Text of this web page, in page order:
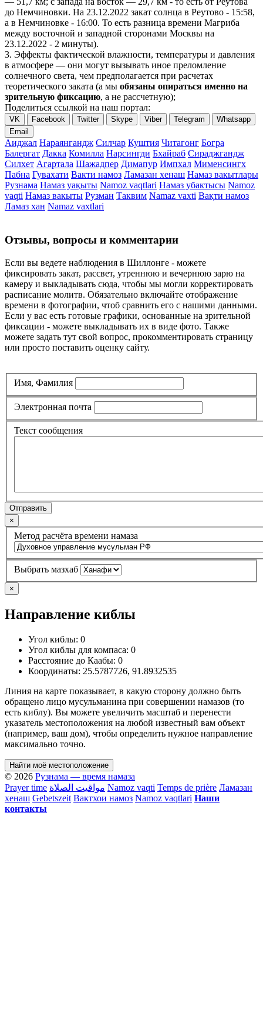
до Немчиновки. На 23.12.2022 закат солнца в Реутово - 15:58,
а в Немчиновке - 16:00. То есть разница времени Магриба
между восточной и западной сторонами Москвы на
23.12.2022 - 2 минуты).
3. Эффекты фактической влажности, температуры и давления
в атмосфере — они могут вызывать иное преломление
солнечного света, чем предполагается при расчетах
теоретического заката (а мы обязаны опираться именно на
зрительную фиксацию, а не рассчетную);
Поделиться ссылкой на наш портал:
VK Facebook Twitter Skype Viber Telegram
Whatsapp
Email
Аиджал Нараянгандж Силчар Куштия Читагонг Богра
Балергат Дакка Комилла Нарсингди Бхайраб Сираджгандж
Силхет Агартала Шажадпер Димапур Импхал Мименсингх
Пабна Гувахати Вакти намоз Ламазан хенаш Намаз вакытлары
Рузнама Намаз уақыты Namoz vaqtlari Намаз убактысы Namoz
vaqti Намаз вакыты Рузман Таквим Namaz vaxti Вақти намоз
Ламаз хан Namaz vaxtlari
Отзывы, вопросы и комментарии
Если вы ведете наблюдения в Шиллонге - можете
фиксировать закат, рассвет, утреннюю и вечернюю зарю на
камеру и выкладывать сюда, чтобы мы могли корректировать
расписание молитв. Обязательно включайте отображение
времени в фотографии, чтоб сравнить его с нашими данными.
Если у вас есть готовые графики, основанные на зрительной
фиксации - можете выкладывать их в виде фото. Также
можете задать тут свой вопрос, прокомментировать страницу
или просто поставить оценку сайту.
Имя, Фамилия
Электронная почта
Текст сообщения
Отправить
×
Метод расчёта времени намаза
Выбрать мазхаб
×
Направление киблы
Угол киблы: 0
Угол киблы для компаса: 0
Расстояние до Каабы: 0
Координаты: 25.5787726, 91.8932535
Линия на карте показывает, в какую сторону должно быть
обращено лицо мусульманина при совершении намазов (то
есть киблу). Вы можете увеличить масштаб и перенести
указатель местоположения на любой известный вам объект
(например, ваш дом), чтобы определить нужное направление
максимально точно.
Найти моё местоположение
© 2026 Рузнама — время намаза
Prayer time مواقيت الصلاة Namoz vaqti Temps de prière Ламазан
хенаш Gebetszeit Вактхои намоз Namoz vaqtlari Наши
контакты